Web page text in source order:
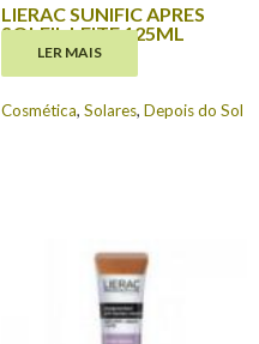
LIERAC SUNIFIC APRES
SOLEIL LEITE 125ML
19.20
LER MAIS
Cosmética, Solares, Depois do Sol